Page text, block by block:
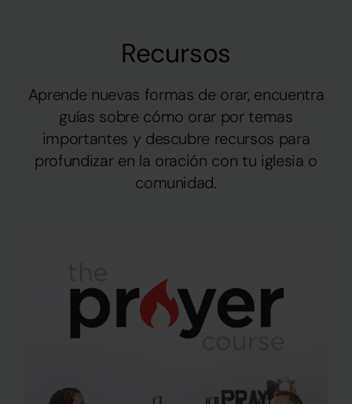
Recursos
Aprende nuevas formas de orar, encuentra
guías sobre cómo orar por temas
importantes y descubre recursos para
profundizar en la oración con tu iglesia o
comunidad.